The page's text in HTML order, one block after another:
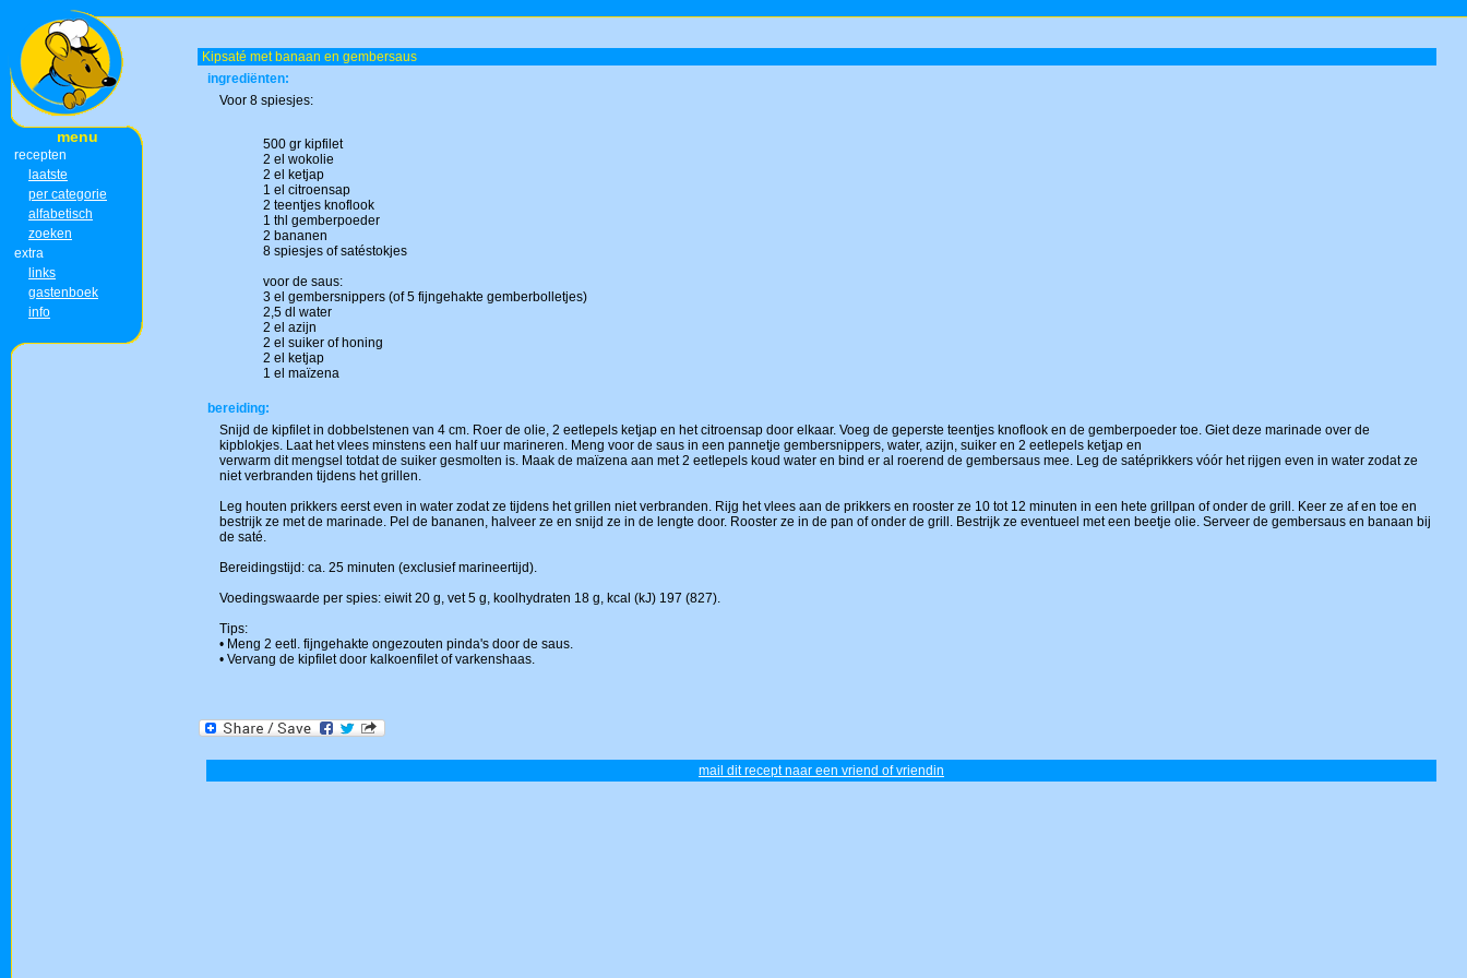
menu
recepten
laatste
per categorie
alfabetisch
zoeken
extra
links
gastenboek
info
Kipsaté met banaan en gembersaus
ingrediënten:
Voor 8 spiesjes:
500 gr kipfilet
2 el wokolie
2 el ketjap
1 el citroensap
2 teentjes knoflook
1 thl gemberpoeder
2 bananen
8 spiesjes of satéstokjes
voor de saus:
3 el gembersnippers (of 5 fijngehakte gemberbolletjes)
2,5 dl water
2 el azijn
2 el suiker of honing
2 el ketjap
1 el maïzena
bereiding:
Snijd de kipfilet in dobbelstenen van 4 cm. Roer de olie, 2 eetlepels ketjap en het citroensap door elkaar. Voeg de geperste teentjes knoflook en de gemberpoeder toe. Giet deze marinade over de
kipblokjes. Laat het vlees minstens een half uur marineren. Meng voor de saus in een pannetje gembersnippers, water, azijn, suiker en 2 eetlepels ketjap en
verwarm dit mengsel totdat de suiker gesmolten is. Maak de maïzena aan met 2 eetlepels koud water en bind er al roerend de gembersaus mee. Leg de satéprikkers vóór het rijgen even in water zodat ze
niet verbranden tijdens het grillen.
Leg houten prikkers eerst even in water zodat ze tijdens het grillen niet verbranden. Rijg het vlees aan de prikkers en rooster ze 10 tot 12 minuten in een hete grillpan of onder de grill. Keer ze af en toe en
bestrijk ze met de marinade. Pel de bananen, halveer ze en snijd ze in de lengte door. Rooster ze in de pan of onder de grill. Bestrijk ze eventueel met een beetje olie. Serveer de gembersaus en banaan bij
de saté.
Bereidingstijd: ca. 25 minuten (exclusief marineertijd).
Voedingswaarde per spies: eiwit 20 g, vet 5 g, koolhydraten 18 g, kcal (kJ) 197 (827).
Tips:
• Meng 2 eetl. fijngehakte ongezouten pinda's door de saus.
• Vervang de kipfilet door kalkoenfilet of varkenshaas.
mail dit recept naar een vriend of vriendin